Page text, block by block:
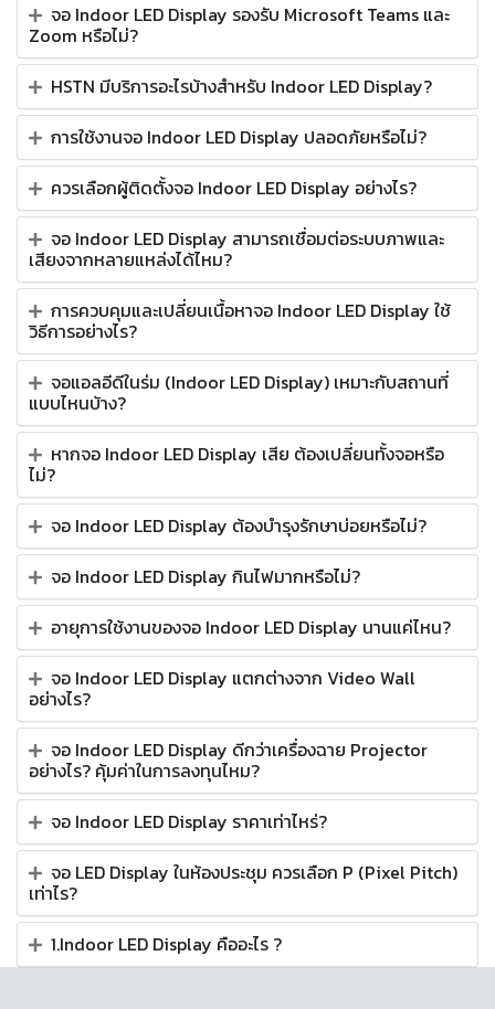
จอ Indoor LED Display รองรับ Microsoft Teams และ
Zoom หรือไม่?
HSTN มีบริการอะไรบ้างสำหรับ Indoor LED Display?
การใช้งานจอ Indoor LED Display ปลอดภัยหรือไม่?
ควรเลือกผู้ติดตั้งจอ Indoor LED Display อย่างไร?
จอ Indoor LED Display สามารถเชื่อมต่อระบบภาพและ
เสียงจากหลายแหล่งได้ไหม?
การควบคุมและเปลี่ยนเนื้อหาจอ Indoor LED Display ใช้
วิธีการอย่างไร?
จอแอลอีดีในร่ม (Indoor LED Display) เหมาะกับสถานที่
แบบไหนบ้าง?
หากจอ Indoor LED Display เสีย ต้องเปลี่ยนทั้งจอหรือ
ไม่?
จอ Indoor LED Display ต้องบำรุงรักษาบ่อยหรือไม่?
จอ Indoor LED Display กินไฟมากหรือไม่?
อายุการใช้งานของจอ Indoor LED Display นานแค่ไหน?
จอ Indoor LED Display แตกต่างจาก Video Wall
อย่างไร?
จอ Indoor LED Display ดีกว่าเครื่องฉาย Projector
อย่างไร? คุ้มค่าในการลงทุนไหม?
จอ Indoor LED Display ราคาเท่าไหร่?
จอ LED Display ในห้องประชุม ควรเลือก P (Pixel Pitch)
เท่าไร?
1.Indoor LED Display คืออะไร ?